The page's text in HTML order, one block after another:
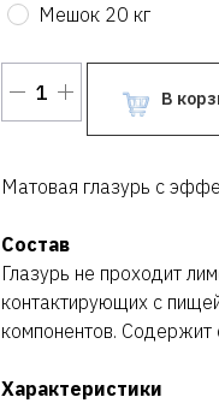
Мешок 20 кг
В
Матовая глазурь с
Состав
Глазурь не проходит
контактирующих с
компонентов. Содержит
Характеристики